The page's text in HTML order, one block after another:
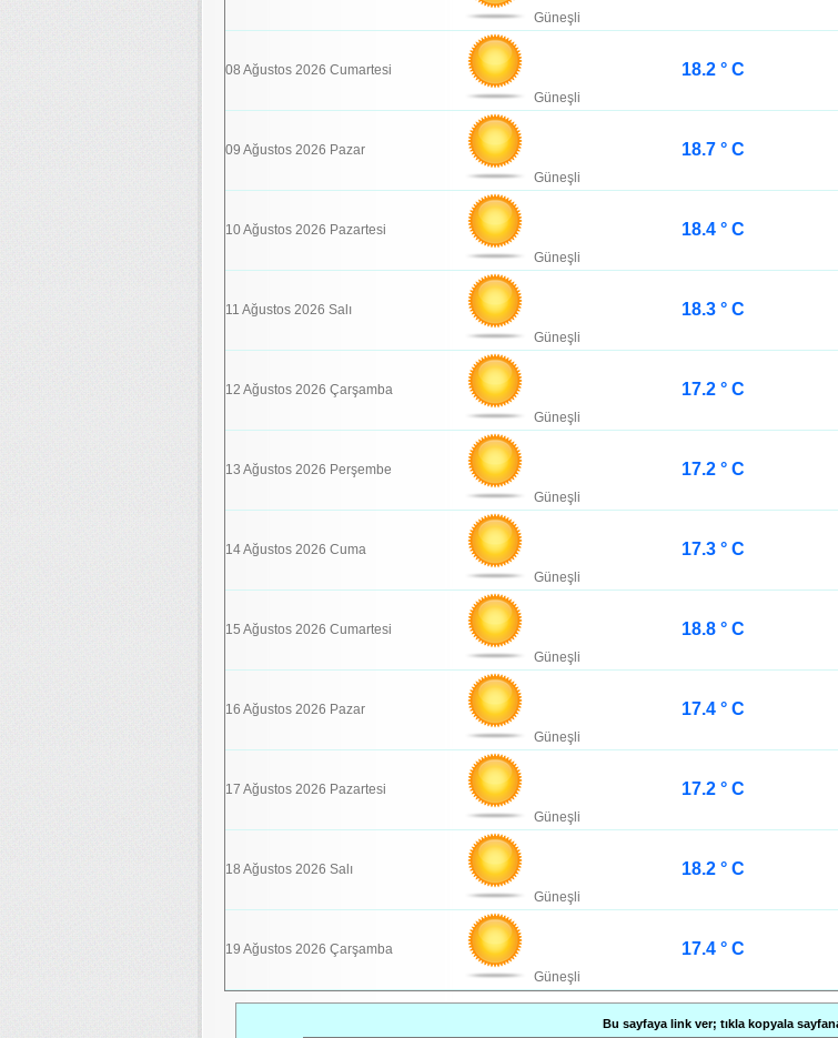
Güneşli
08 Ağustos 2026 Cumartesi
Güneşli
18.2 ° C
09 Ağustos 2026 Pazar
Güneşli
18.7 ° C
10 Ağustos 2026 Pazartesi
Güneşli
18.4 ° C
11 Ağustos 2026 Salı
Güneşli
18.3 ° C
12 Ağustos 2026 Çarşamba
Güneşli
17.2 ° C
13 Ağustos 2026 Perşembe
Güneşli
17.2 ° C
14 Ağustos 2026 Cuma
Güneşli
17.3 ° C
15 Ağustos 2026 Cumartesi
Güneşli
18.8 ° C
16 Ağustos 2026 Pazar
Güneşli
17.4 ° C
17 Ağustos 2026 Pazartesi
Güneşli
17.2 ° C
18 Ağustos 2026 Salı
Güneşli
18.2 ° C
19 Ağustos 2026 Çarşamba
Güneşli
17.4 ° C
Bu sayfaya link ver; tıkla kopyala